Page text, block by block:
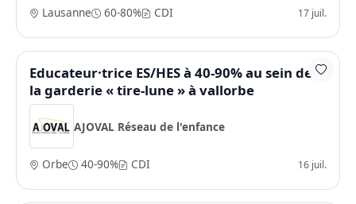
Lausanne 60-80% CDI 17 juil.
Educateur·trice ES/HES à 40-90% au sein de
la garderie « tire-lune » à vallorbe
AJOVAL Réseau de l'enfance
Orbe 40-90% CDI 16 juil.